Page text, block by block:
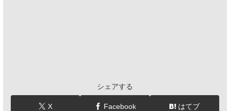
シェアする
X Facebook はてブ